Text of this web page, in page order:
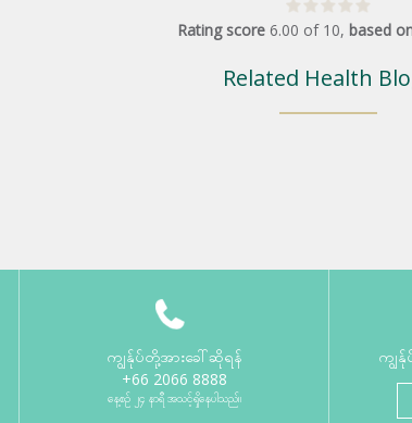
Rating score 6.00 of 10, based
Related Health
ကျွန်ုပ်တို့အားခေါ်ဆိုရန်
+66 2066 8888
နေ့စဉ် ၂၄ နာရီ အသင့်ရှိနေပါသည်။
ကျွ